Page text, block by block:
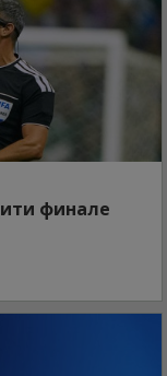
финале